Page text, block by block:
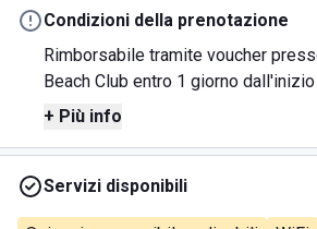
Condizioni della prenotazione
Rimborsabile tramite voucher
Beach Club entro 1 giorno
+ Più info
Servizi disponibili